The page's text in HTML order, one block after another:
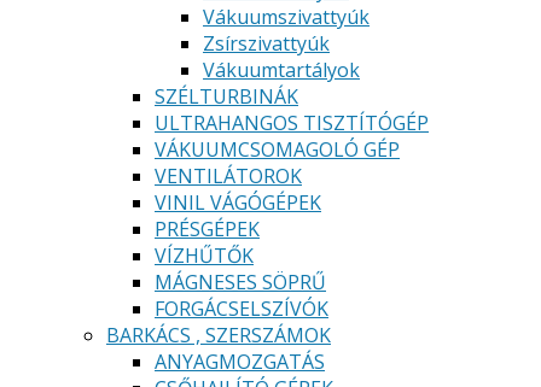
Vákuumszivattyúk
Zsírszivattyúk
Vákuumtartályok
SZÉLTURBINÁK
ULTRAHANGOS TISZTÍTÓGÉP
VÁKUUMCSOMAGOLÓ GÉP
VENTILÁTOROK
VINIL VÁGÓGÉPEK
PRÉSGÉPEK
VÍZHŰTŐK
MÁGNESES SÖPRŰ
FORGÁCSELSZÍVÓK
BARKÁCS , SZERSZÁMOK
ANYAGMOZGATÁS